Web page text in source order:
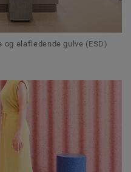
elafledende gulve (ESD)